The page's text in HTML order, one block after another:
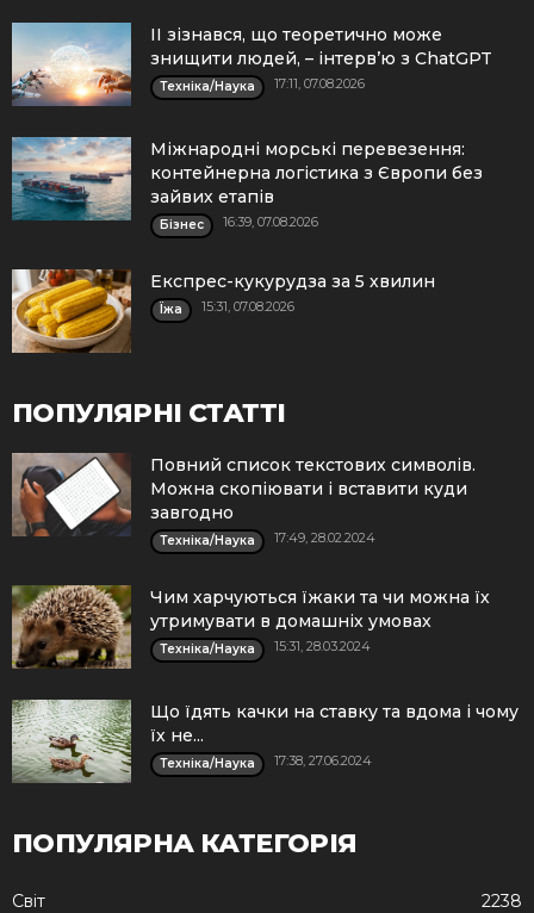
ІІ зізнався, що теоретично може
знищити людей, – інтерв’ю з ChatGPT
Техніка/Наука 17:11, 07.08.2026
Міжнародні морські перевезення:
контейнерна логістика з Європи без
зайвих етапів
Бізнес 16:39, 07.08.2026
Експрес-кукурудза за 5 хвилин
Їжа 15:31, 07.08.2026
ПОПУЛЯРНІ СТАТТІ
Повний список текстових символів.
Можна скопіювати і вставити куди
завгодно
Техніка/Наука 17:49, 28.02.2024
Чим харчуються їжаки та чи можна їх
утримувати в домашніх умовах
Техніка/Наука 15:31, 28.03.2024
Що їдять качки на ставку та вдома і чому
їх не...
Техніка/Наука 17:38, 27.06.2024
ПОПУЛЯРНА КАТЕГОРІЯ
Cвіт
2238